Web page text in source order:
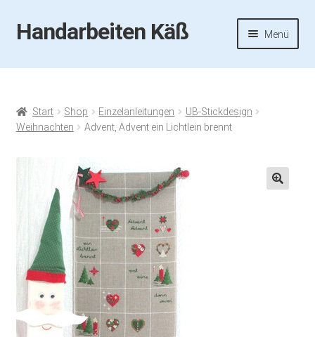
Zur
Navigation
Zum
Inhalt
Handarbeiten Käß Menü
Startseite
Aktuelles
Handarbeiten-Käß-Shop
Kasse
Mein Konto
Start Shop Einzelanleitungen
UB-Stickdesign
Weihnachten
Advent, Advent ein Lichtlein brennt